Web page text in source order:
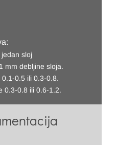
sloj
mm debljine sloja.
0.5 ili 0.3-0.8.
0.3-0.8 ili 0.6-1.2.